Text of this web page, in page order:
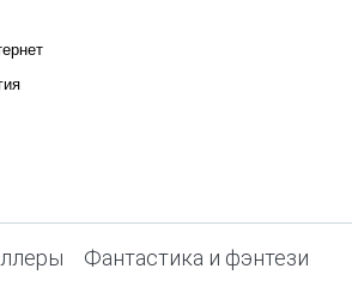
Фантастика и фэнтези